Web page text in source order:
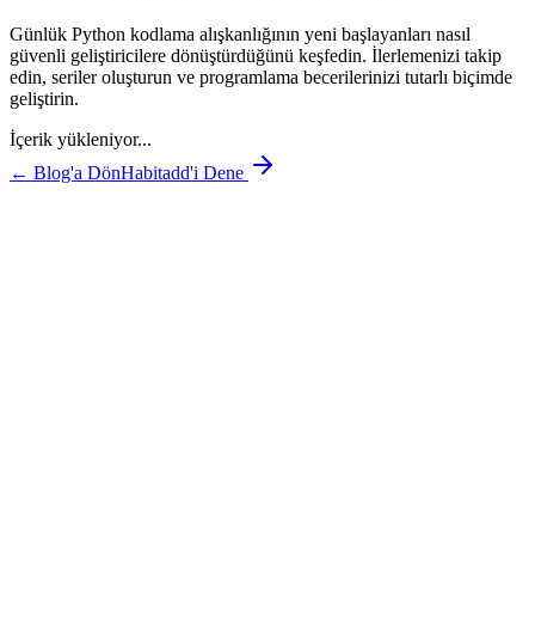
Günlük Python kodlama alışkanlığının yeni başlayanları nasıl
güvenli geliştiricilere dönüştürdüğünü keşfedin. İlerlemenizi takip
edin, seriler oluşturun ve programlama becerilerinizi tutarlı biçimde
geliştirin.
İçerik yükleniyor...
← Blog'a DönHabitadd'i Dene